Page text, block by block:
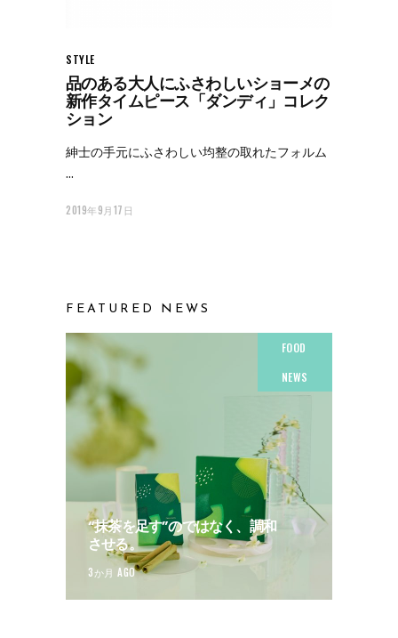
STYLE
品のある大人にふさわしいショーメの
新作タイムピース「ダンディ」コレク
ション
紳士の手元にふさわしい均整の取れたフォルム
2019年9月17日
FEATURED NEWS
FOOD
NEWS
“抹茶を足す”のではなく、調和
させる。
3か月 AGO